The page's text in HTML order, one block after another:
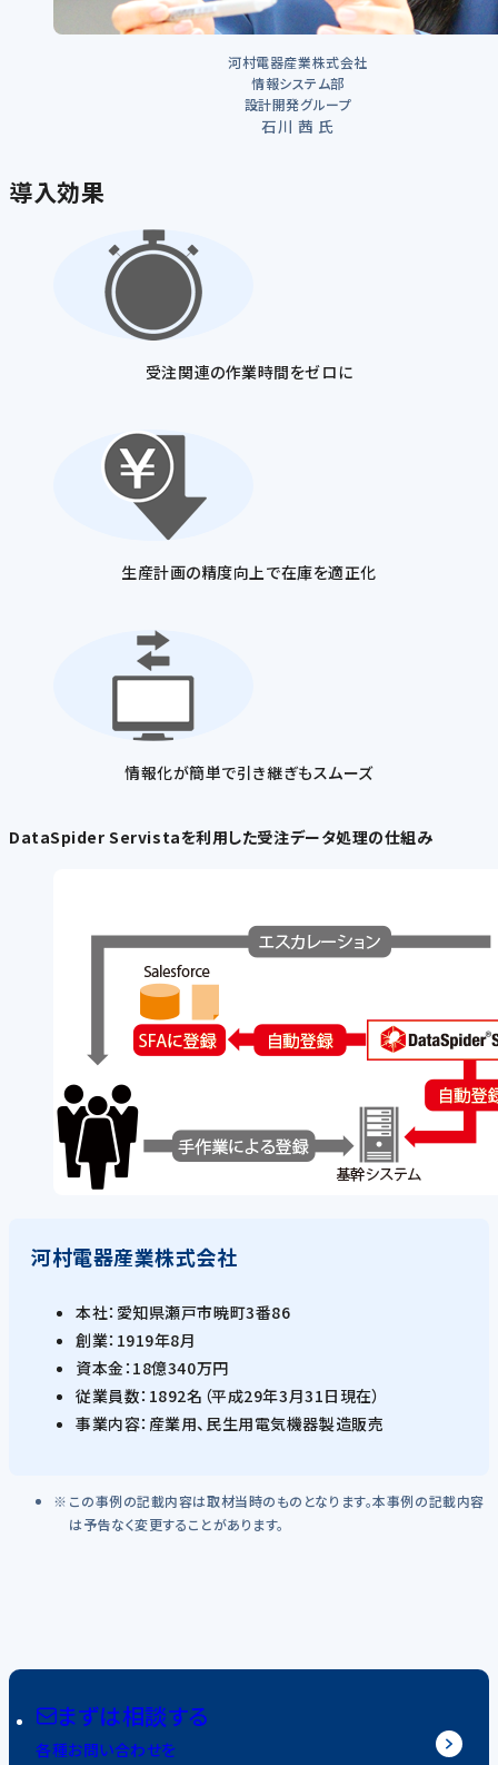
河村電器産業株式会社
情報システム部
設計開発グループ
石川 茜 氏
導入効果
受注関連の作業時間をゼロに
生産計画の精度向上で在庫を適正化
情報化が簡単で引き継ぎもスムーズ
DataSpider Servistaを利用した受注データ処理の仕組み
河村電器産業株式会社
本社：愛知県瀬戸市暁町3番86
創業：1919年8月
資本金：18億340万円
従業員数：1892名（平成29年3月31日現在）
事業内容：産業用、民生用電気機器製造販売
この事例の記載内容は取材当時のものとなります。本事例の記載内容
は予告なく変更することがあります。
まずは相談する
各種お問い合わせを